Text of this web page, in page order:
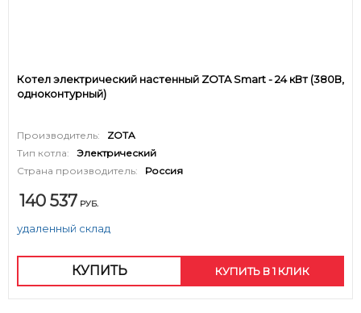
Котел электрический настенный ZOTA Smart - 24 кВт (380В,
одноконтурный)
Производитель:
ZOTA
Тип котла:
Электрический
Страна производитель:
Россия
140 537 РУБ.
удаленный склад
КУПИТЬ КУПИТЬ В 1 КЛИК